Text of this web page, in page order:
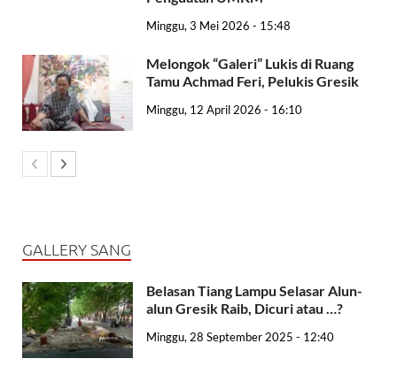
Minggu, 3 Mei 2026 - 15:48
Melongok “Galeri” Lukis di Ruang
Tamu Achmad Feri, Pelukis Gresik
Minggu, 12 April 2026 - 16:10
GALLERY SANG
Belasan Tiang Lampu Selasar Alun-
alun Gresik Raib, Dicuri atau …?
Minggu, 28 September 2025 - 12:40